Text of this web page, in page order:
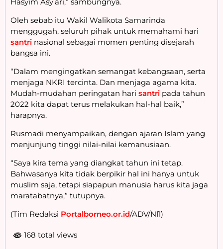
Oleh sebab itu Wakil Walikota Samarinda
menggugah, seluruh pihak untuk memahami hari
santri nasional sebagai momen penting disejarah
bangsa ini.
“Dalam mengingatkan semangat kebangsaan, serta
menjaga NKRI tercinta. Dan menjaga agama kita.
Mudah-mudahan peringatan hari santri pada tahun
2022 kita dapat terus melakukan hal-hal baik,”
harapnya.
Rusmadi menyampaikan, dengan ajaran Islam yang
menjunjung tinggi nilai-nilai kemanusiaan.
“Saya kira tema yang diangkat tahun ini tetap.
Bahwasanya kita tidak berpikir hal ini hanya untuk
muslim saja, tetapi siapapun manusia harus kita jaga
maratabatnya,” tutupnya.
(Tim Redaksi Portalborneo.or.id/ADV/Nfl)
168 total views